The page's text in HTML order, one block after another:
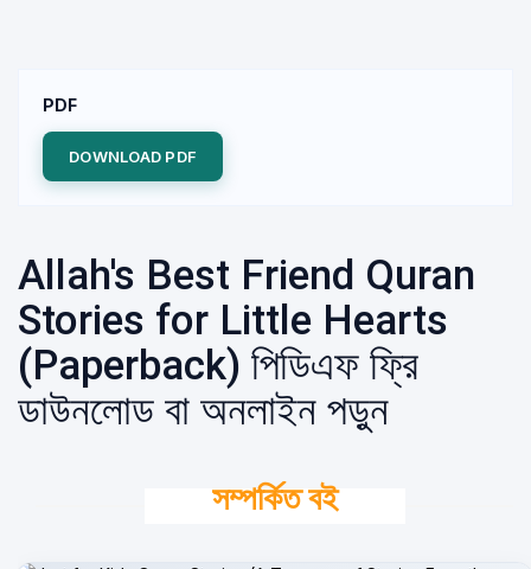
PDF
DOWNLOAD PDF
Allah's Best Friend Quran
Stories for Little Hearts
(Paperback) পিডিএফ ফ্রি
ডাউনলোড বা অনলাইন পড়ুন
সম্পর্কিত বই